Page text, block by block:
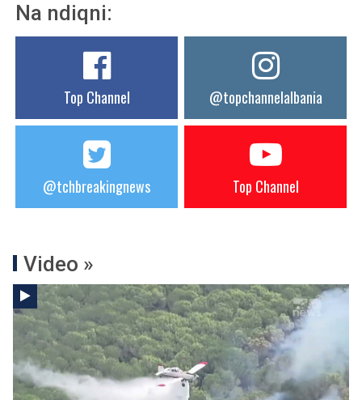
Na ndiqni:
Top Channel @topchannelalbania
@tchbreakingnews Top Channel
Video »